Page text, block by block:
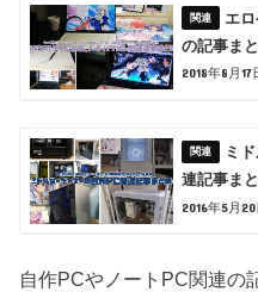
エ
の記事ま
2018年8月17
ミ
連記事ま
2016年5月20
自作PCやノートPC関連の